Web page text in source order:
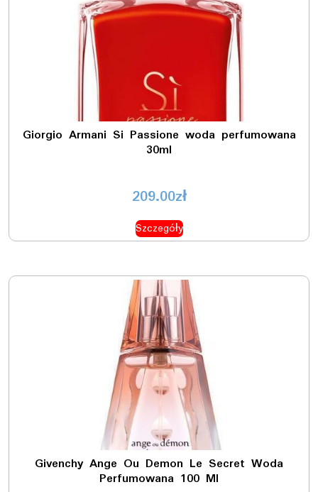
Giorgio Armani Si Passione woda perfumowana
30ml
209.00zł
Szczegóły
Givenchy Ange Ou Demon Le Secret Woda
Perfumowana 100 Ml